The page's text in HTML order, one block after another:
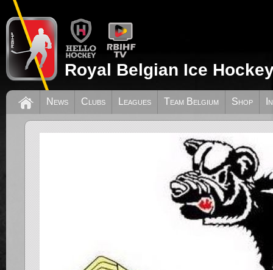
Royal Belgian Ice
News Clubs Leagues Team Belgium Shop